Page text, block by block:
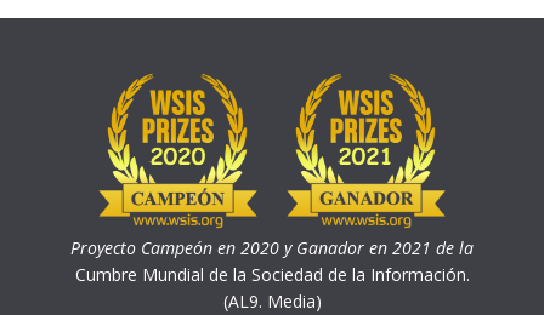
Proyecto Campeón en 2020 y Ganador en 2021 de la
Cumbre Mundial de la Sociedad de la Información.
(AL9. Media)